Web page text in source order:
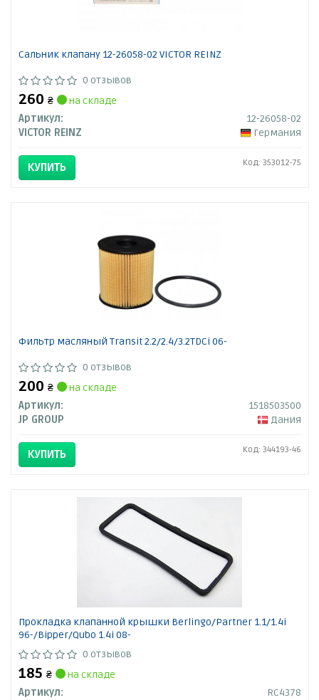
Сальник клапану 12-26058-02 VICTOR REINZ
0 отзывов
260 ₴
на складе
Артикул:
12-26058-02
VICTOR REINZ
Германия
КУПИТЬ Код: 353012-75
Фильтр масляный Transit 2.2/2.4/3.2TDCi 06-
0 отзывов
200 ₴
на складе
Артикул:
1518503500
JP GROUP
Дания
КУПИТЬ Код: 344193-46
Прокладка клапанной крышки Berlingo/Partner 1.1/1.4i
96-/Bipper/Qubo 1.4i 08-
0 отзывов
185 ₴
на складе
Артикул:
RC4378